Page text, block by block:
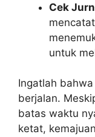
Cek
untuk
Ingatlah
berjalan.
batas waktu
ketat,